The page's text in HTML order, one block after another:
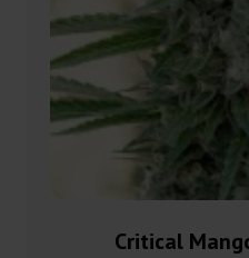
Critical